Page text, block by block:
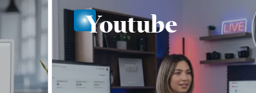
Youtube